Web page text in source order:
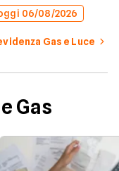
06/08/2026
Gas e Luce
Gas